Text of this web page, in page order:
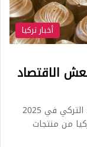
أخبار تركيا
الاقتصاد
أرباح من السعادة.. الشوكولاتة تُنعش الاقتصاد التركي في 2025
من منتجات